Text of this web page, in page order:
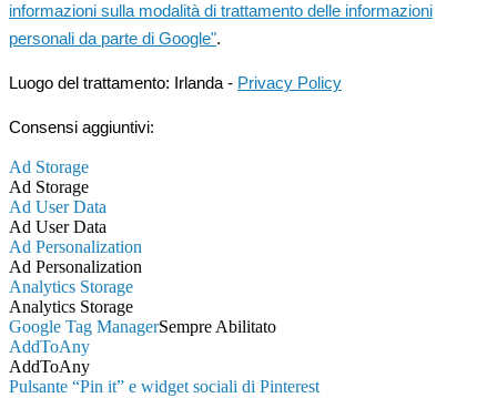
informazioni sulla modalità di trattamento delle informazioni
personali da parte di Google".
Luogo del trattamento: Irlanda - Privacy Policy
Consensi aggiuntivi:
Ad Storage
Ad Storage
Ad User Data
Ad User Data
Ad Personalization
Ad Personalization
Analytics Storage
Analytics Storage
Google Tag ManagerSempre Abilitato
AddToAny
AddToAny
Pulsante “Pin it” e widget sociali di Pinterest